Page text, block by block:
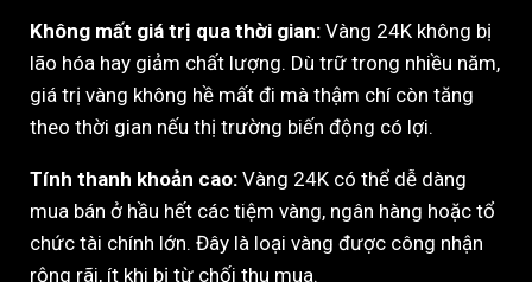
Không mất giá trị qua thời gian: Vàng 24K không bị
lão hóa hay giảm chất lượng. Dù trữ trong nhiều năm,
giá trị vàng không hề mất đi mà thậm chí còn tăng
theo thời gian nếu thị trường biến động có lợi.
Tính thanh khoản cao: Vàng 24K có thể dễ dàng
mua bán ở hầu hết các tiệm vàng, ngân hàng hoặc tổ
chức tài chính lớn. Đây là loại vàng được công nhận
rộng rãi, ít khi bị từ chối thu mua.